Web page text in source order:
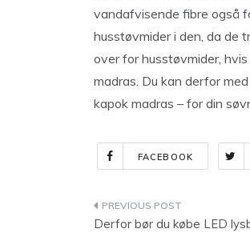
vandafvisende fibre også
husstøvmider i den, da de
over for husstøvmider,
madras. Du kan derfor
kapok madras – for din
FACEBOOK
Derfor bør du købe LED